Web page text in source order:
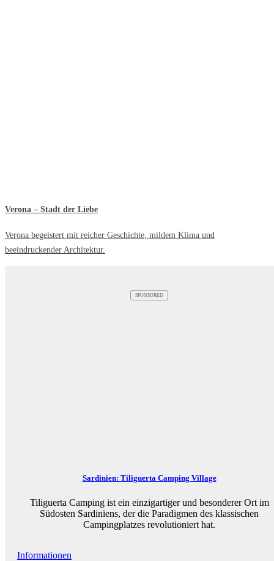
Verona – Stadt der Liebe
Verona begeistert mit reicher Geschichte, mildem Klima und
beeindruckender Architektur.
SPONSORED
Sardinien: Tiliguerta Camping Village
Tiliguerta Camping ist ein einzigartiger und besonderer Ort im
Südosten Sardiniens, der die Paradigmen des klassischen
Campingplatzes revolutioniert hat.
Informationen